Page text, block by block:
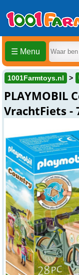
☰ Menu
1001Farmtoys.nl
PLAYMOBIL
VrachtFiets -